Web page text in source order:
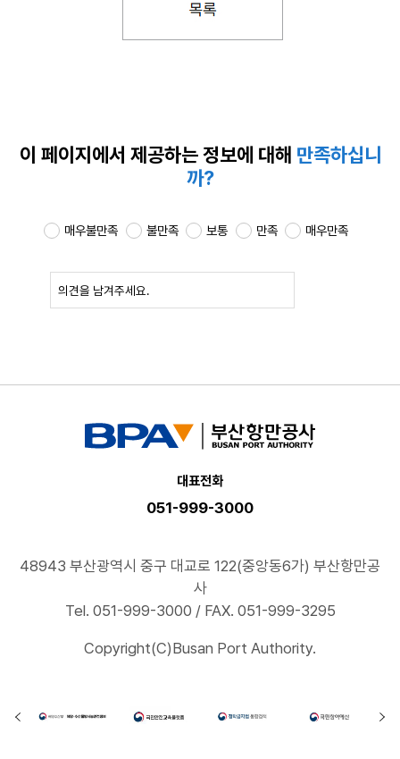
이 페이지에서 제공하는정보에 대해 만족하십니
까?
매우불만족 불만족 보통 만족 매우만족
대표전화
051-999-3000
48943 부산광역시 중구 대교로 122(중앙동6가) 부산항만공
사
Tel. 051-999-3000 / FAX. 051-999-3295
Copyright(C)Busan Port Authority.